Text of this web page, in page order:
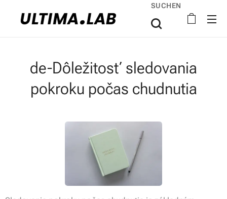
SUCHEN
de-Dôležitosť sledovania
pokroku počas chudnutia